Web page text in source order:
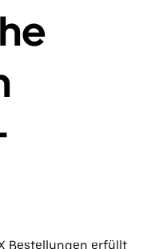
Bestellungen erfüllt